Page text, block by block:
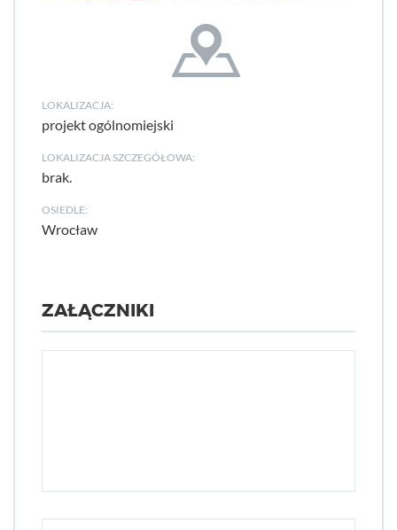
LOKALIZACJA:
projekt ogólnomiejski
LOKALIZACJA SZCZEGÓŁOWA:
brak.
OSIEDLE:
Wrocław
ZAŁĄCZNIKI